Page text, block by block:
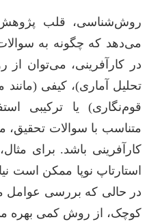
روش‌شناسی، قلب
می‌دهد که چگونه به
در کارآفرینی، می‌توان
تحلیل آماری)، کیفی
قوم‌نگاری) یا ترکیبی
متناسب با سوالات تحقیق،
کارآفرینی باشد. برای
استارتاپ نوپا ممکن است
در حالی که بررسی عوامل
کوچک، از روش کمی بهره